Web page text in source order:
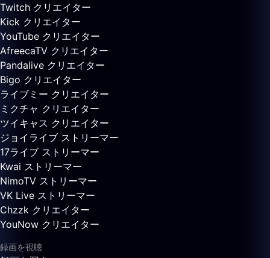
Twitch クリエイター
Kick クリエイター
YouTube クリエイター
AfreecaTV クリエイター
Pandalive クリエイター
Bigo クリエイター
ライブミー クリエイター
ミクチャ クリエイター
ツイキャス クリエイター
ジョイライブ ストリーマー
17ライブ ストリーマー
Kwai ストリーマー
NimoTV ストリーマー
VK Live ストリーマー
Chzzk クリエイター
YouNow クリエイター
録画を視聴